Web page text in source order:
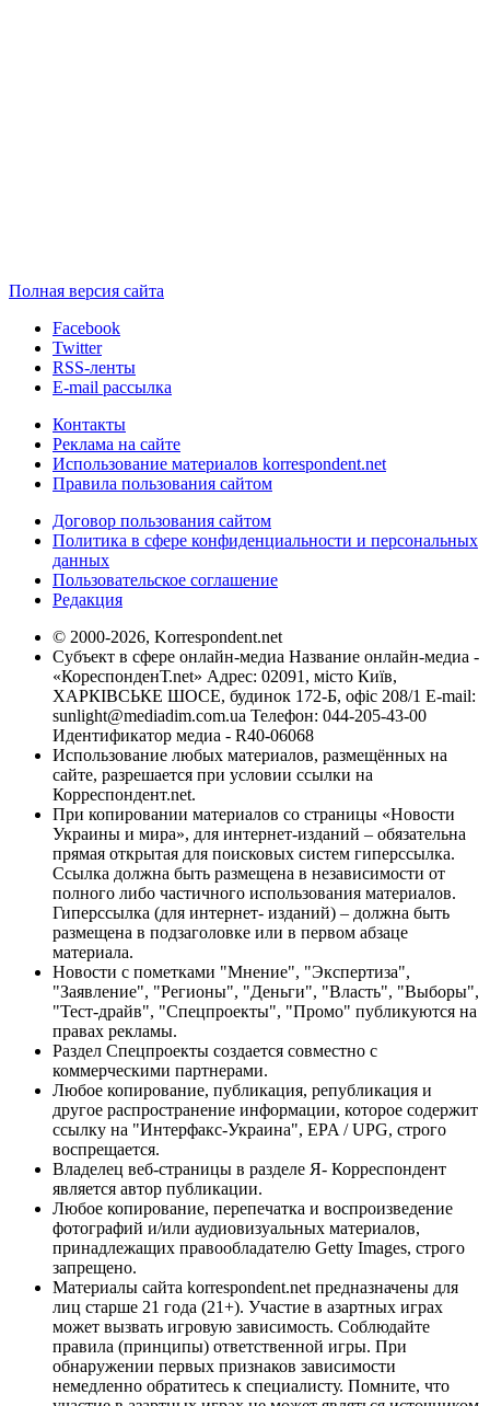
Полная версия сайта
Facebook
Twitter
RSS-ленты
E-mail рассылка
Контакты
Реклама на сайте
Использование материалов korrespondent.net
Правила пользования сайтом
Договор пользования сайтом
Политика в сфере конфиденциальности и персональных
данных
Пользовательское соглашение
Редакция
© 2000-2026, Korrespondent.net
Субъект в сфере онлайн-медиа Название онлайн-медиа -
«КореспонденТ.net» Адрес: 02091, місто Київ,
ХАРКІВСЬКЕ ШОСЕ, будинок 172-Б, офіс 208/1 E-mail:
sunlight@mediadim.com.ua Телефон: 044-205-43-00
Идентификатор медиа - R40-06068
Использование любых материалов, размещённых на
сайте, разрешается при условии ссылки на
Корреспондент.net.
При копировании материалов со страницы «Новости
Украины и мира», для интернет-изданий – обязательна
прямая открытая для поисковых систем гиперссылка.
Ссылка должна быть размещена в независимости от
полного либо частичного использования материалов.
Гиперссылка (для интернет- изданий) – должна быть
размещена в подзаголовке или в первом абзаце
материала.
Новости с пометками "Мнение", "Экспертиза",
"Заявление", "Регионы", "Деньги", "Власть", "Выборы",
"Тест-драйв", "Спецпроекты", "Промо" публикуются на
правах рекламы.
Раздел Спецпроекты создается совместно с
коммерческими партнерами.
Любое копирование, публикация, републикация и
другое распространение информации, которое содержит
ссылку на "Интерфакс-Украина", EPA / UPG, строго
воспрещается.
Владелец веб-страницы в разделе Я- Корреспондент
является автор публикации.
Любое копирование, перепечатка и воспроизведение
фотографий и/или аудиовизуальных материалов,
принадлежащих правообладателю Getty Images, строго
запрещено.
Материалы сайта korrespondent.net предназначены для
лиц старше 21 года (21+). Участие в азартных играх
может вызвать игровую зависимость. Соблюдайте
правила (принципы) ответственной игры. При
обнаружении первых признаков зависимости
немедленно обратитесь к специалисту. Помните, что